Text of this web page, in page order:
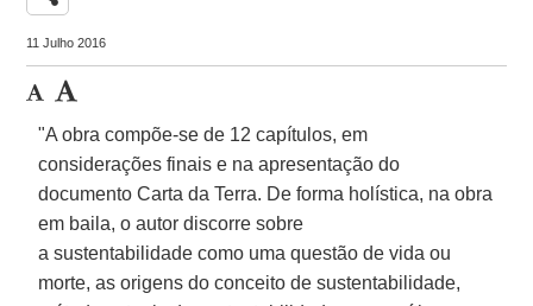
11 Julho 2016
"A obra compõe-se de 12 capítulos, em
considerações finais e na apresentação do
documento Carta da Terra. De forma holística, na obra
em baila, o autor discorre sobre
a sustentabilidade como uma questão de vida ou
morte, as origens do conceito de sustentabilidade,